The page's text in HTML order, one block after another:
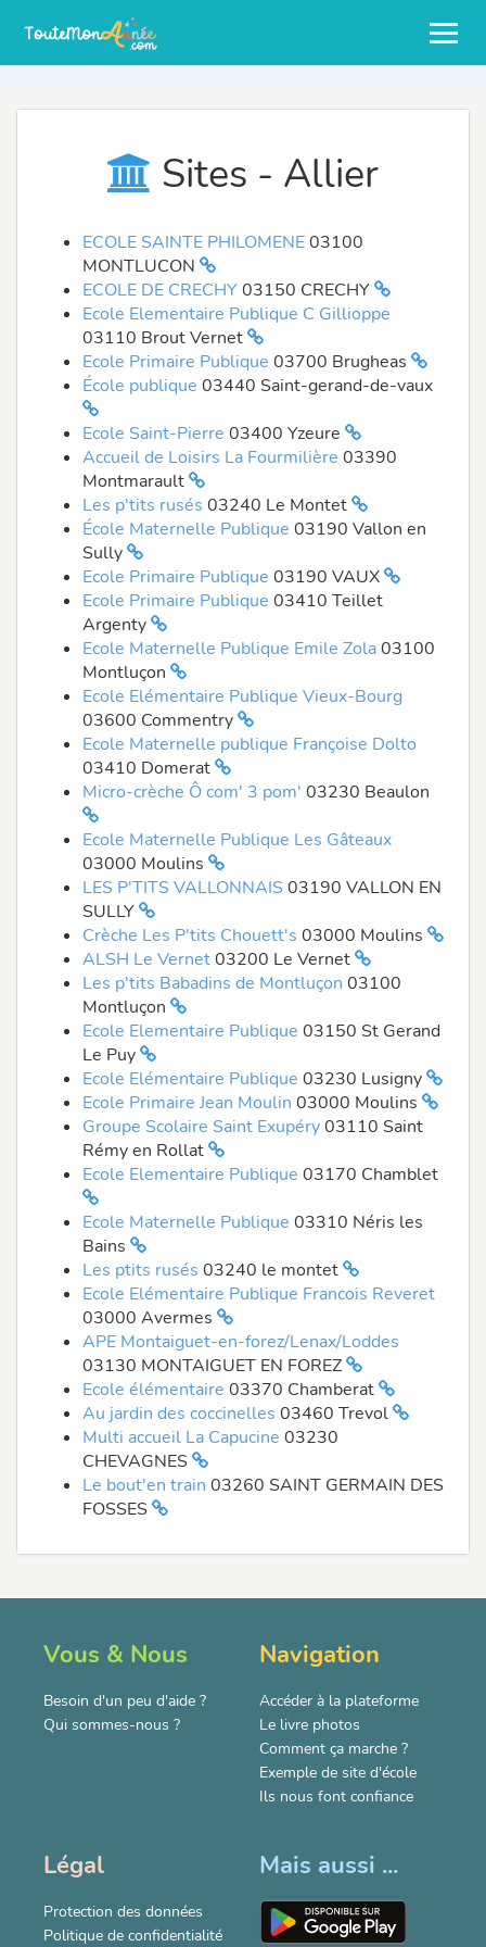
Sites - Allier
ECOLE SAINTE PHILOMENE03100
MONTLUCON
ECOLE DE CRECHY03150 CRECHY
Ecole Elementaire Publique C Gillioppe
03110 Brout Vernet
Ecole Primaire Publique 03700 Brugheas
École publique 03440 Saint-gerand-de-vaux
Ecole Saint-Pierre 03400 Yzeure
Accueil de Loisirs La Fourmilière 03390
Montmarault
Les p'tits rusés 03240 Le Montet
École Maternelle Publique 03190 Vallon en
Sully
Ecole Primaire Publique 03190 VAUX
Ecole Primaire Publique 03410 Teillet
Argenty
Ecole Maternelle Publique Emile Zola03100
Montluçon
Ecole Elémentaire Publique Vieux-Bourg
03600 Commentry
Ecole Maternelle publique Françoise Dolto
03410 Domerat
Micro-crèche Ô com' 3 pom' 03230 Beaulon
Ecole Maternelle Publique Les Gâteaux
03000 Moulins
LES P'TITS VALLONNAIS 03190 VALLON EN
SULLY
Crèche Les P'tits Chouett's 03000 Moulins
ALSH Le Vernet03200 Le Vernet
Les p'tits Babadins de Montluçon 03100
Montluçon
Ecole Elementaire Publique 03150 St Gerand
Le Puy
Ecole Elémentaire Publique 03230 Lusigny
Ecole Primaire Jean Moulin 03000 Moulins
Groupe Scolaire Saint Exupéry03110 Saint
Rémy en Rollat
Ecole Elementaire Publique 03170 Chamblet
Ecole Maternelle Publique 03310 Néris les
Bains
Les ptits rusés 03240 le montet
Ecole Elémentaire Publique Francois Reveret
03000 Avermes
APE Montaiguet-en-forez/Lenax/Loddes
03130 MONTAIGUET EN FOREZ
Ecole élémentaire 03370 Chamberat
Au jardin des coccinelles 03460 Trevol
Multi accueil La Capucine 03230
CHEVAGNES
Le bout'en train 03260 SAINT GERMAIN DES
FOSSES
Vous & Nous
Besoin d'un peu d'aide ?
Qui sommes-nous ?
Navigation
Accéder à la plateforme
Le livre photos
Comment ça marche ?
Exemple de site d'école
Ils nous font confiance
Légal
Protection des données
Politique de confidentialité
Mais aussi ...